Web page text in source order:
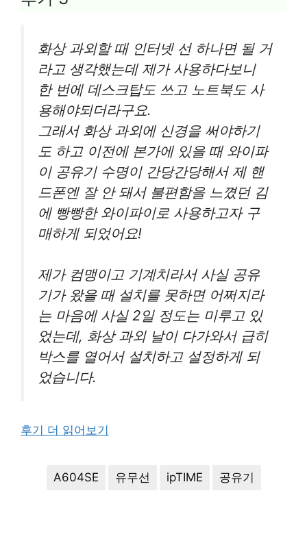
화상 과외할 때 인터넷 선 하나면 될 거
라고 생각했는데 제가 사용하다보니
한 번에 데스크탑도 쓰고 노트북도 사
용해야되더라구요.
그래서 화상 과외에 신경을 써야하기
도 하고 이전에 본가에 있을 때 와이파
이 공유기 수명이 간당간당해서 제 핸
드폰엔 잘 안 돼서 불편함을 느꼈던 김
에 빵빵한 와이파이로 사용하고자 구
매하게 되었어요!
제가 컴맹이고 기계치라서 사실 공유
기가 왔을 때 설치를 못하면 어쩌지라
는 마음에 사실 2일 정도는 미루고 있
었는데, 화상 과외 날이 다가와서 급히
박스를 열어서 설치하고 설정하게 되
었습니다.
후기 더 읽어보기
A604SE 유무선 ipTIME 공유기